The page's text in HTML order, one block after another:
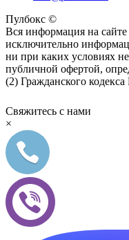
Пулбокс ©
Вся информация на
исключительно
ни при каких условиях
публичной офертой,
(2) Гражданского
Свяжитесь с нами
×